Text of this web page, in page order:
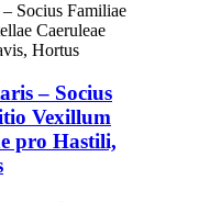
– Socius
Vexillum
pro Hastili,